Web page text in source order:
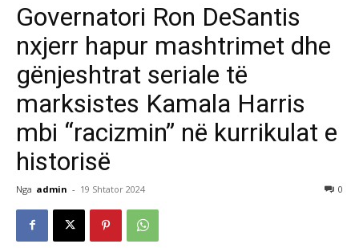
Governatori Ron DeSantis
nxjerr hapur mashtrimet dhe
gënjeshtrat seriale të
marksistes Kamala Harris
mbi “racizmin” në kurrikulat e
historisë
Nga admin - 19 Shtator 2024 0